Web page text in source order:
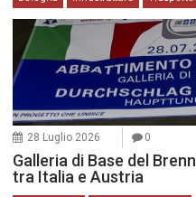
28 Luglio 2026 0
Galleria di Base del
tra Italia e Austria